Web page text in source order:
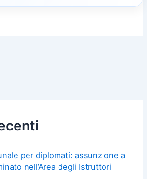
per diplomati: assunzione a
nell’Area degli Istruttori